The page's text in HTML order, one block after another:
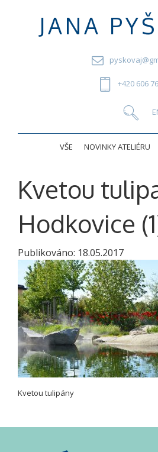
JANA
+420 606
VŠE NOVINKY ATELIÉRU
Kvetou
Hodkovice
Publikováno: 18.05.2017
Kvetou tulipány